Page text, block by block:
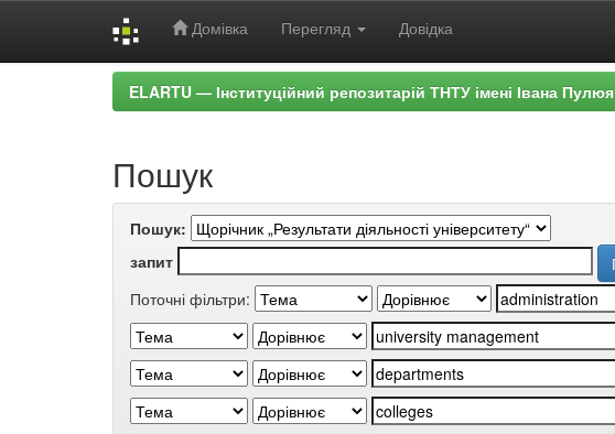
Домівка Перегляд Довідка
ELARTU — Інституційний репозитарій ТНТУ імені Івана Пулюя
Пошук
Пошук:
запит
Поточні фільтри: